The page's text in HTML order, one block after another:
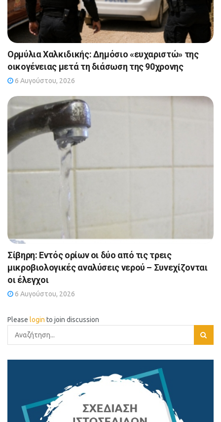
Ορμύλια Χαλκιδικής: Δημόσιο «ευχαριστώ» της
οικογένειας μετά τη διάσωση της 90χρονης
6 Αυγούστου, 2026
Σίβηρη: Εντός ορίων οι δύο από τις τρεις
μικροβιολογικές αναλύσεις νερού – Συνεχίζονται
οι έλεγχοι
6 Αυγούστου, 2026
Please login to join discussion